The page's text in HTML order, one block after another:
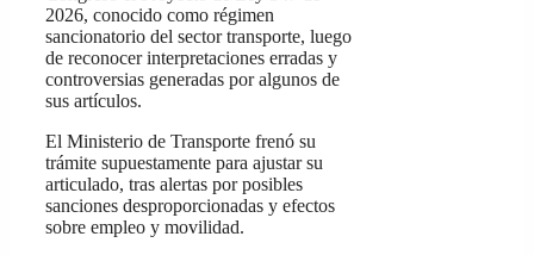
2026, conocido como régimen
sancionatorio del sector transporte, luego
de reconocer interpretaciones erradas y
controversias generadas por algunos de
sus artículos.
El Ministerio de Transporte frenó su
trámite supuestamente para ajustar su
articulado, tras alertas por posibles
sanciones desproporcionadas y efectos
sobre empleo y movilidad.